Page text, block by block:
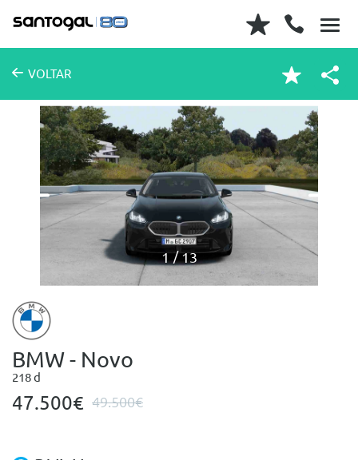
VOLTAR
1 13
BMW - Novo
218 d
47.500€ 49.500€